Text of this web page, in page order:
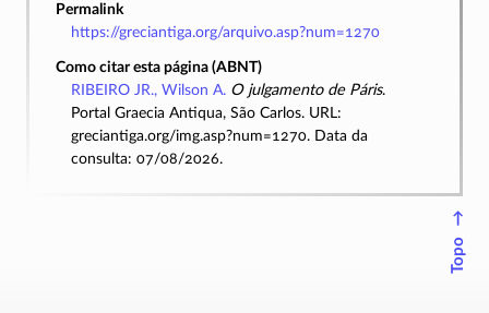
Permalink
https://greciantiga.org/arquivo.asp?num=1270
Como citar esta página (ABNT)
RIBEIRO JR., Wilson A. O julgamento de Páris.
Portal Graecia Antiqua, São Carlos. URL:
greciantiga.org/img.asp?num=1270. Data da
consulta: 07/08/2026.
↑
Topo